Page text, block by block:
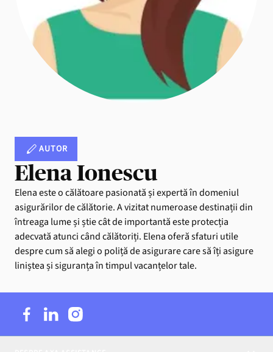
AUTOR
Elena Ionescu
Elena este o călătoare pasionată și expertă în domeniul
asigurărilor de călătorie. A vizitat numeroase destinații din
întreaga lume și știe cât de importantă este protecția
adecvată atunci când călătoriți. Elena oferă sfaturi utile
despre cum să alegi o poliță de asigurare care să îți asigure
liniștea și siguranța în timpul vacanțelor tale.